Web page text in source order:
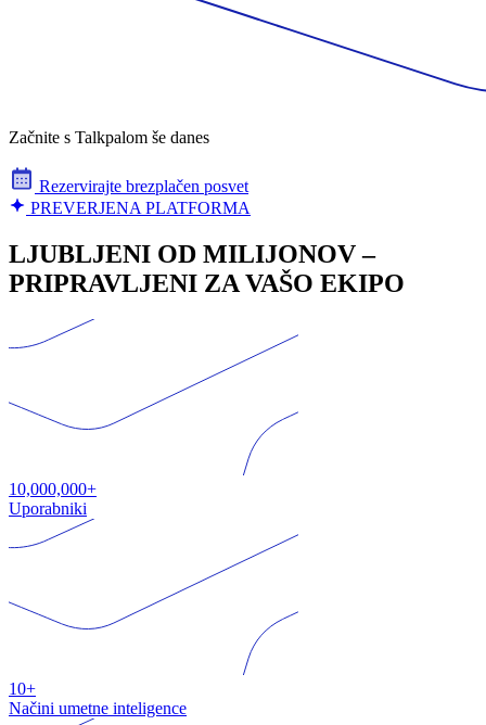
Začnite s Talkpalom še danes
Rezervirajte brezplačen posvet
PREVERJENA PLATFORMA
LJUBLJENI OD MILIJONOV –
PRIPRAVLJENI ZA VAŠO EKIPO
10,000,000+
Uporabniki
10+
Načini umetne inteligence